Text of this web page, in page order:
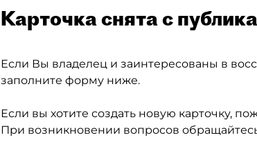
Карточка снята с
Если Вы владелец и заинтересованы в
заполните форму ниже.
Если вы хотите создать новую карточку,
При возникновении вопросов